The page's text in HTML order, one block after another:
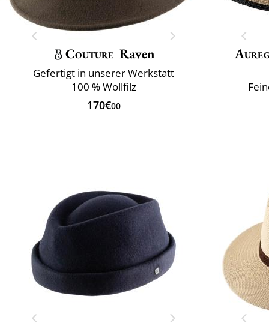
Couture Raven
Gefertigt in unserer Werkstatt
100 % Wollfilz
170€00